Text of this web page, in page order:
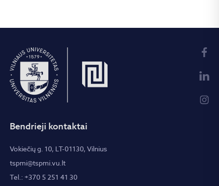
Bendrieji kontaktai
Vokiečių g. 10, LT-01130, Vilnius
tspmi@tspmi.vu.lt
Tel.: +370 5 251 41 30